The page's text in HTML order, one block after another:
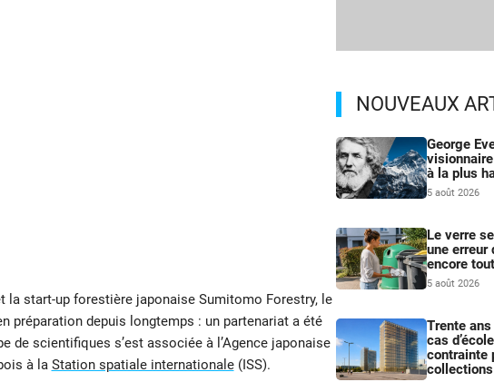
la start-up forestière japonaise Sumitomo Forestry, le
préparation depuis longtemps : un partenariat a été
de scientifiques s’est associée à l’Agence japonaise
à la Station spatiale internationale(ISS).
NOUVEAUX
George
à la plus
5 août 2026
Le verre
une erreur
encore
5 août 2026
Trente
cas
contrainte
collections